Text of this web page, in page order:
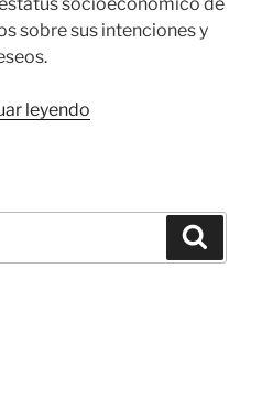
sobre sus intenciones y
leyendo«Carné
complemento
del